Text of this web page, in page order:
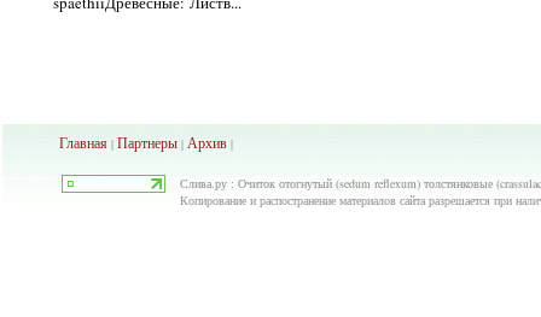
Главная| Партнеры| Архив|
Слива.ру : Очиток отогнутый (sedum reflexum) толстянковые
Копирование и распостранение материалов сайта разрешается при